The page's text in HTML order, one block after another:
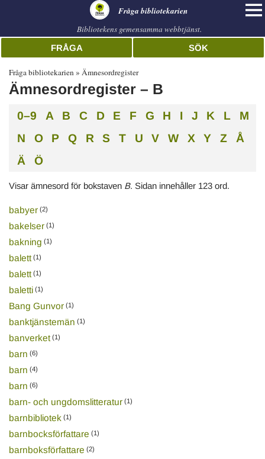
Fråga bibliotekarien
Bibliotekens gemensamma webbtjänst.
FRÅGA SÖK
Fråga bibliotekarien Ämnesordregister
Ämnesordregister – B
Alphabetical
index
0–9 A B C D E F G H I J K L
M
N
O P Q R S T U V W X Y Z
Å
Ä
Ö
Visar ämnesord för bokstaven B. Sidan innehåller 123 ord.
babyer(2)
bakelser(1)
bakning (1)
balett(1)
balett(1)
baletti(1)
Bang Gunvor(1)
banktjänstemän (1)
banverket(1)
barn (6)
barn (4)
barn (6)
barn- och ungdomslitteratur(1)
barnbibliotek (1)
barnbocksförfattare (1)
barnboksförfattare (2)